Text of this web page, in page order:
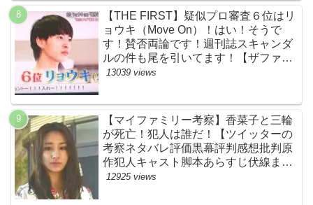
【THE FIRST】疑似プロ審査６位はリ
ョウキ（Move On）！はい！そうで
す！賛否両論です！週刊誌スキャンダ
ルの件も尾を引いてます！【ザファー
スト・ネットのネタバレ感想考察まと
13039 views
【マイファミリー考察】香菜子と三輪
が死亡！犯人は誰だ！【ツイッターの
考察ネタバレ評価黒幕評判感想批判原
作犯人キャスト脚本あらすじ伏線まと
め】
12925 views